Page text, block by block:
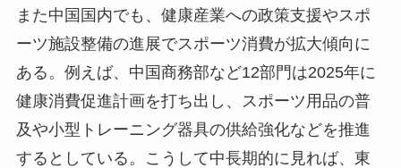
また中国国内でも、健康産業への政策支援やスポ
ーツ施設整備の進展でスポーツ消費が拡大傾向に
ある。例えば、中国商務部など12部門は2025年に
健康消費促進計画を打ち出し、スポーツ用品の普
及や小型トレーニング器具の供給強化などを推進
するとしている。こうして中長期的に見れば、東